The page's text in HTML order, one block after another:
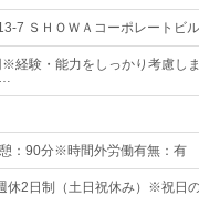
7 ＳＨＯＷＡコーポレートビ
※経験・能力をしっかり考慮し
：90分※時間外労働有無：有
休2日制（土日祝休み）※祝日